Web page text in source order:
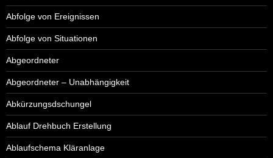
Abfolge von Ereignissen
Abfolge von Situationen
Abgeordneter
Abgeordneter – Unabhängigkeit
Abkürzungsdschungel
Ablauf Drehbuch Erstellung
Ablaufschema Kläranlage